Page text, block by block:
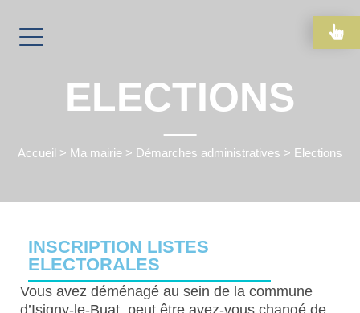
ELECTIONS
Accueil > Ma mairie > Démarches administratives > Elections
INSCRIPTION LISTES
ELECTORALES
Vous avez déménagé au sein de la commune
d’Isigny-le-Buat, peut être avez-vous changé de